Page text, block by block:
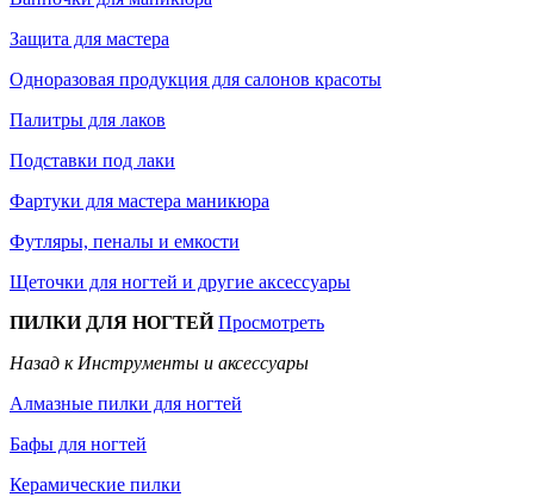
Защита для мастера
Одноразовая продукция для салонов красоты
Палитры для лаков
Подставки под лаки
Фартуки для мастера маникюра
Футляры, пеналы и емкости
Щеточки для ногтей и другие аксессуары
ПИЛКИ ДЛЯ НОГТЕЙПросмотреть
Назад к Инструменты и аксессуары
Алмазные пилки для ногтей
Бафы для ногтей
Керамические пилки